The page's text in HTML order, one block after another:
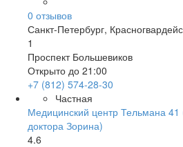
0 отзывов
Санкт-Петербург,
1
Проспект Большевиков
Открыто до 21:00
+7 (812) 574-28-30
Частная
Медицинский центр Тельмана
доктора Зорина)
4.6